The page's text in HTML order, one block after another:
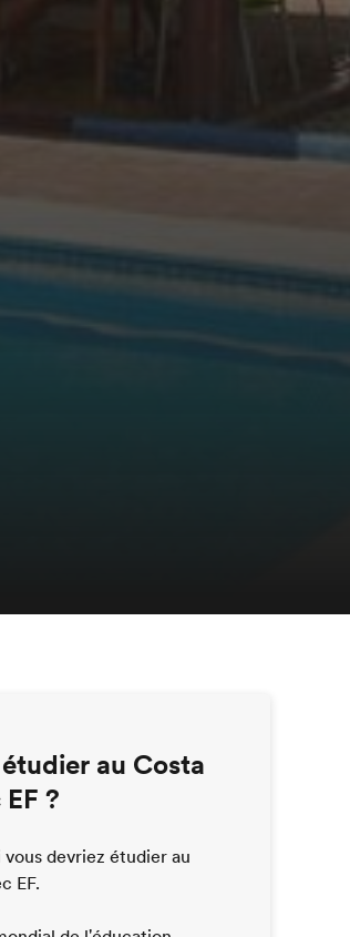
au Costa
?
devriez étudier au
EF.